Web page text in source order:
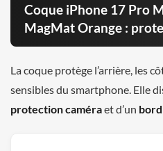
Coque iPhone 17 Pro
MagMat Orange :
La coque protège l’arrière, les
sensibles du smartphone. Elle
protection caméraet d’un